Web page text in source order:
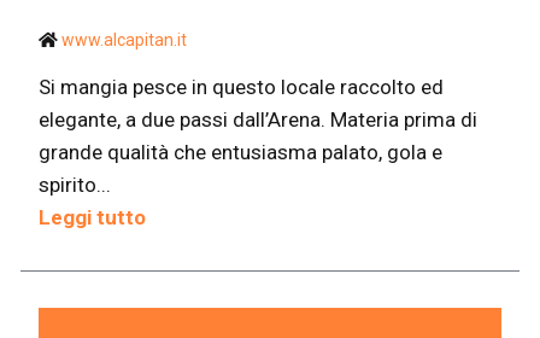
www.alcapitan.it
Si mangia pesce in questo locale raccolto ed
elegante, a due passi dall’Arena. Materia prima di
grande qualità che entusiasma palato, gola e
spirito...
Leggi tutto